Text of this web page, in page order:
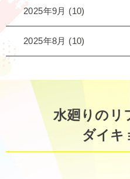
2025年9月 (10)
2025年8月 (10)
水廻りのリ
ダイキ